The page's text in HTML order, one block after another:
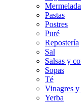
Pastas
Postres
Puré
Repostería
Sal
Salsas y
Sopas
Té
Vinagres
Yerba